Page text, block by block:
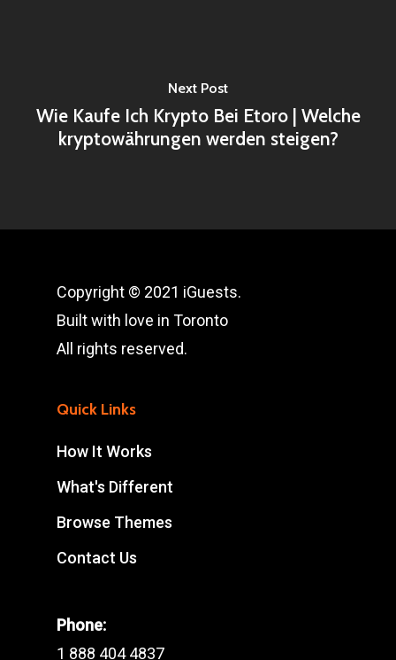
Next Post
Wie Kaufe Ich Krypto Bei Etoro | Welche
kryptowährungen werden steigen?
Copyright © 2021 iGuests.
Built with love in Toronto
All rights reserved.
Quick Links
How It Works
What's Different
Browse Themes
Contact Us
Phone:
1 888 404 4837